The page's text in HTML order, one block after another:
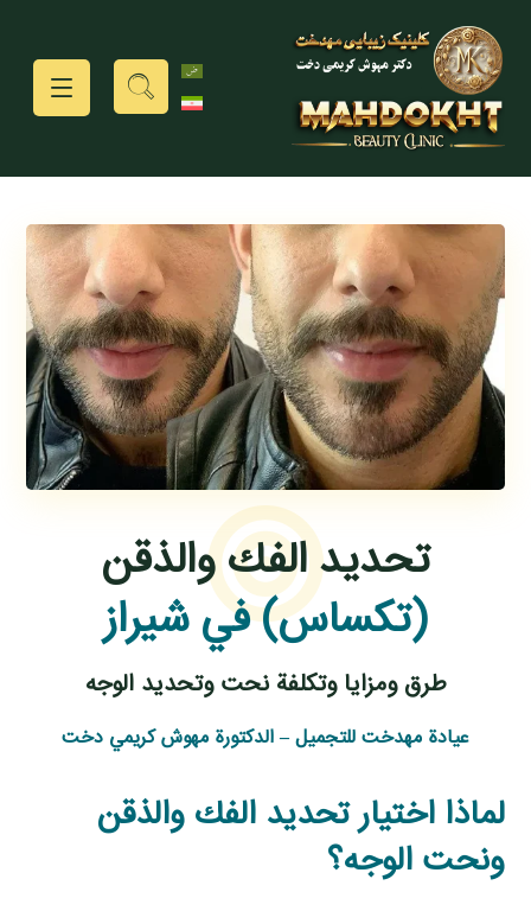
تحديد الفك والذقن
(تكساس) في شيراز
طرق ومزايا وتكلفة نحت وتحديد الوجه
عيادة مهدخت للتجميل – الدكتورة مهوش كريمي دخت
لماذا اختيار تحديد الفك والذقن
ونحت الوجه؟